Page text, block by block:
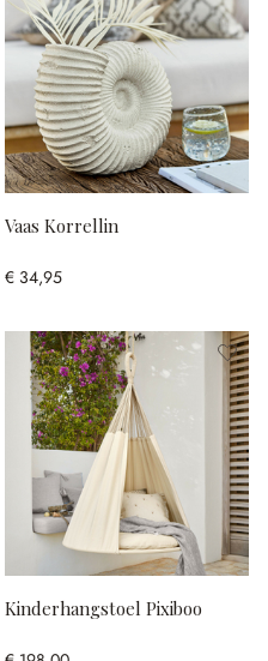
Vaas Korrellin
€ 34,95
Kinderhangstoel Pixiboo